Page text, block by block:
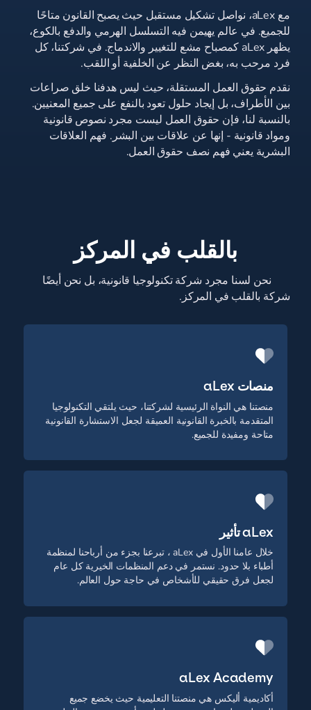
مع aLex، نواصل تشكيل مستقبل حيث يصبح القانون متاحًا
للجميع. في عالم يهيمن فيه التسلسل الهرمي والدفع بالكوع،
يظهر aLex كمصباح مشع للتغيير والاندماج. في شركتنا، كل
فرد مرحب به، بغض النظر عن الخلفية أو اللقب.
نقدم حقوق العمل المستقلة، حيث ليس هدفنا خلق صراعات
بين الأطراف، بل إيجاد حلول تعود بالنفع على جميع المعنيين.
بالنسبة لنا، فإن حقوق العمل ليست مجرد نصوص قانونية
ومواد قانونية - إنها عن علاقات بين البشر. فهم العلاقات
البشرية يعني فهم نصف حقوق العمل.
بالقلب في المركز
نحن لسنا مجرد شركة تكنولوجيا قانونية، بل نحن أيضًا
شركة بالقلب في المركز.
منصات aLex
منصتنا هي النواة الرئيسية لشركتنا، حيث يلتقي التكنولوجيا
المتقدمة بالخبرة القانونية العميقة لجعل الاستشارة القانونية
متاحة ومفيدة للجميع.
aLex تأثير
خلال عامنا الأول في aLex ، تبرعنا بجزء من أرباحنا لمنظمة
أطباء بلا حدود. نستمر في دعم المنظمات الخيرية كل عام
لجعل فرق حقيقي للأشخاص في حاجة حول العالم.
aLex Academy
أكاديمية أليكس هي منصتنا التعليمية حيث يخضع جميع